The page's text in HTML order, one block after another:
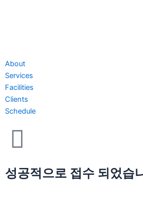
About
Services
Facilities
Clients
Schedule
성공적으로 접수 되었습